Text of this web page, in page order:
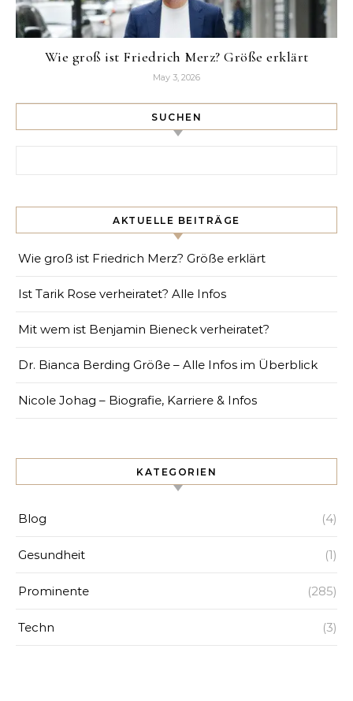
Wie groß ist Friedrich Merz? Größe erklärt
May 3, 2026
SUCHEN
AKTUELLE BEITRÄGE
Wie groß ist Friedrich Merz? Größe erklärt
Ist Tarik Rose verheiratet? Alle Infos
Mit wem ist Benjamin Bieneck verheiratet?
Dr. Bianca Berding Größe – Alle Infos im Überblick
Nicole Johag – Biografie, Karriere & Infos
KATEGORIEN
Blog (4)
Gesundheit (1)
Prominente (285)
Techn (3)